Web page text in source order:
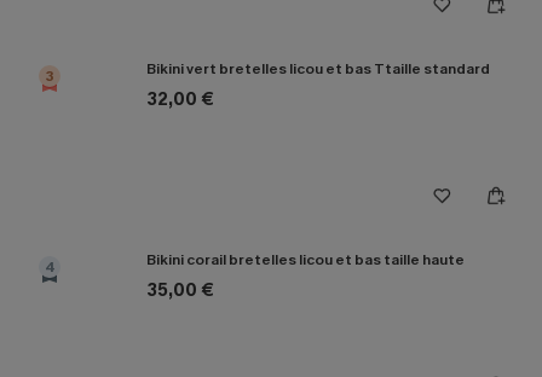
3 Bikini vert bretelles licou et bas Ttaille standard
32,00 €
4 Bikini corail bretelles licou et bas taille haute
35,00 €